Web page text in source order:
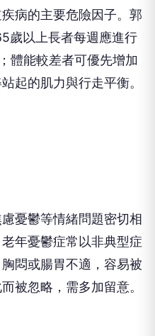
病的主要危險因子。郭
歲以上長者每週應進行
體能較差者可優先增加
起的肌力與行走平衡。
憂鬱等情緒問題密切相
年憂鬱症常以非典型症
悶或腸胃不適，容易被
被忽略，需多加留意。